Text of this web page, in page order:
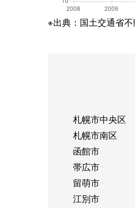
※出典：国土交通省
札幌市中央区
札幌市南区
函館市
帯広市
留萌市
江別市